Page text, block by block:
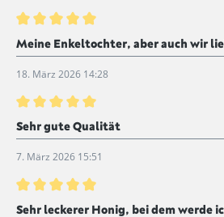
Bewertung mit 5 von 5 Sternen
Meine Enkeltochter, aber auch wir
18. März 2026 14:28
Bewertung mit 5 von 5 Sternen
Sehr gute Qualität
7. März 2026 15:51
Bewertung mit 5 von 5 Sternen
Sehr leckerer Honig, bei dem werde